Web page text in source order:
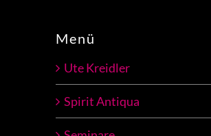
Menü
Ute Kreidler
Spirit Antiqua